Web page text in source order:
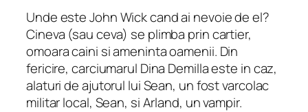
Unde este John Wick cand ai nevoie de el?
Cineva (sau ceva) se plimba prin cartier,
omoara caini si ameninta oamenii. Din
fericire, carciumarul Dina Demilla este in caz,
alaturi de ajutorul lui Sean, un fost varcolac
militar local, Sean, si Arland, un vampir.